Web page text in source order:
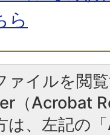
ら
ァイルを閲
（Acrobat
は、左記の